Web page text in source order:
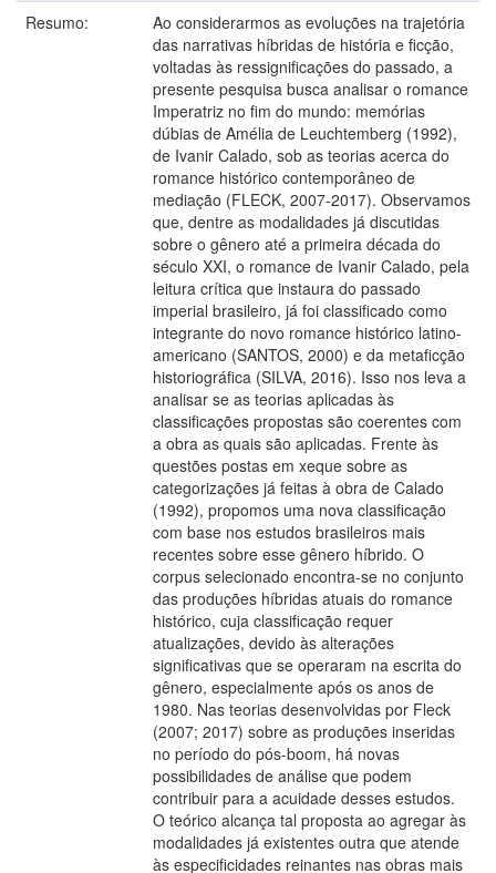
Resumo:
Ao considerarmos as evoluções na trajetória
das narrativas híbridas de história e ficção,
voltadas às ressignificações do passado, a
presente pesquisa busca analisar o romance
Imperatriz no fim do mundo: memórias
dúbias de Amélia de Leuchtemberg (1992),
de Ivanir Calado, sob as teorias acerca do
romance histórico contemporâneo de
mediação (FLECK, 2007-2017). Observamos
que, dentre as modalidades já discutidas
sobre o gênero até a primeira década do
século XXI, o romance de Ivanir Calado, pela
leitura crítica que instaura do passado
imperial brasileiro, já foi classificado como
integrante do novo romance histórico latino-
americano (SANTOS, 2000) e da metaficção
historiográfica (SILVA, 2016). Isso nos leva a
analisar se as teorias aplicadas às
classificações propostas são coerentes com
a obra as quais são aplicadas. Frente às
questões postas em xeque sobre as
categorizações já feitas à obra de Calado
(1992), propomos uma nova classificação
com base nos estudos brasileiros mais
recentes sobre esse gênero híbrido. O
corpus selecionado encontra-se no conjunto
das produções híbridas atuais do romance
histórico, cuja classificação requer
atualizações, devido às alterações
significativas que se operaram na escrita do
gênero, especialmente após os anos de
1980. Nas teorias desenvolvidas por Fleck
(2007; 2017) sobre as produções inseridas
no período do pós-boom, há novas
possibilidades de análise que podem
contribuir para a acuidade desses estudos.
O teórico alcança tal proposta ao agregar às
modalidades já existentes outra que atende
às especificidades reinantes nas obras mais